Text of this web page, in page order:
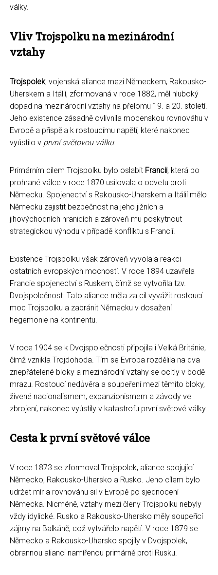
války.
Vliv Trojspolku na mezinárodní
vztahy
Trojspolek, vojenská aliance mezi Německem, Rakousko-
Uherskem a Itálií, zformovaná v roce 1882, měl hluboký
dopad na mezinárodní vztahy na přelomu 19. a 20. století.
Jeho existence zásadně ovlivnila mocenskou rovnováhu v
Evropě a přispěla k rostoucímu napětí, které nakonec
vyústilo v první světovou válku.
Primárním cílem Trojspolku bylo oslabit Francii, která po
prohrané válce v roce 1870 usilovala o odvetu proti
Německu. Spojenectví s Rakousko-Uherskem a Itálií mělo
Německu zajistit bezpečnost na jeho jižních a
jihovýchodních hranicích a zároveň mu poskytnout
strategickou výhodu v případě konfliktu s Francií.
Existence Trojspolku však zároveň vyvolala reakci
ostatních evropských mocností. V roce 1894 uzavřela
Francie spojenectví s Ruskem, čímž se vytvořila tzv.
Dvojspolečnost. Tato aliance měla za cíl vyvážit rostoucí
moc Trojspolku a zabránit Německu v dosažení
hegemonie na kontinentu.
V roce 1904 se k Dvojspolečnosti připojila i Velká Británie,
čímž vznikla Trojdohoda. Tím se Evropa rozdělila na dva
znepřátelené bloky a mezinárodní vztahy se ocitly v bodě
mrazu. Rostoucí nedůvěra a soupeření mezi těmito bloky,
živené nacionalismem, expanzionismem a závody ve
zbrojení, nakonec vyústily v katastrofu první světové války.
Cesta k první světové válce
V roce 1873 se zformoval Trojspolek, aliance spojující
Německo, Rakousko-Uhersko a Rusko. Jeho cílem bylo
udržet mír a rovnováhu sil v Evropě po sjednocení
Německa. Nicméně, vztahy mezi členy Trojspolku nebyly
vždy idylické. Rusko a Rakousko-Uhersko měly soupeřící
zájmy na Balkáně, což vytvářelo napětí. V roce 1879 se
Německo a Rakousko-Uhersko spojily v Dvojspolek,
obrannou alianci namířenou primárně proti Rusku.